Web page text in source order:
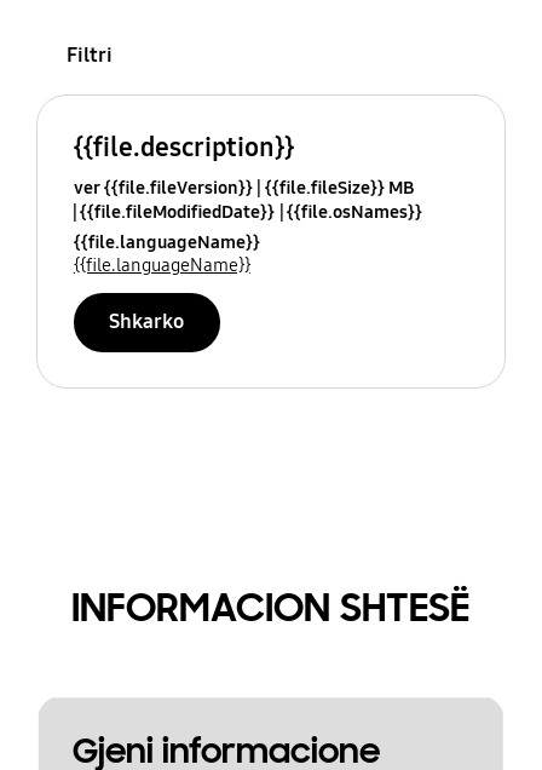
Filtri
{{file.description}}
ver {{file.fileVersion}} {{file.fileSize}} MB
{{file.fileModifiedDate}} {{file.osNames}}
{{file.languageName}}
{{file.languageName}}
Shkarko
INFORMACION SHTESË
Gjeni informacione